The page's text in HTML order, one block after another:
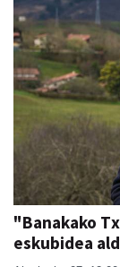
"Banakako
eskubidea